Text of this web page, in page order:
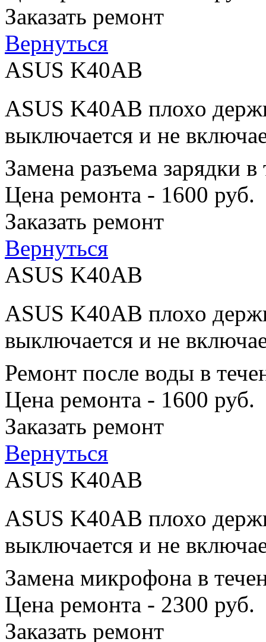
Заказать ремонт
Вернуться
ASUS K40AB
ASUS K40AB плохо
выключается и не
Замена разъема зарядки
Цена ремонта - 1600 руб.
Заказать ремонт
Вернуться
ASUS K40AB
ASUS K40AB плохо
выключается и не
Ремонт после воды в
Цена ремонта - 1600 руб.
Заказать ремонт
Вернуться
ASUS K40AB
ASUS K40AB плохо
выключается и не
Замена микрофона в
Цена ремонта - 2300 руб.
Заказать ремонт